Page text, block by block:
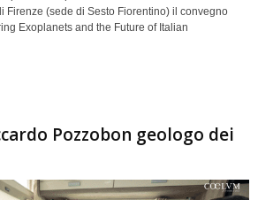
Firenze (sede di Sesto Fiorentino) il convegno
Exoplanets and the Future of Italian
Pozzobon geologo dei